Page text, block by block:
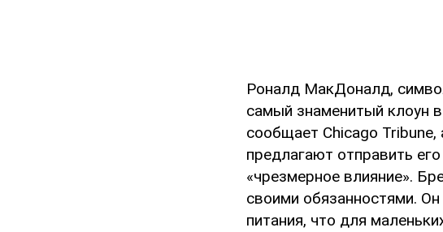
Роналд МакДоналд,
самый знаменитый клоун
сообщает Chicago
предлагают отправить
«чрезмерное влияние».
своими обязанностями. Он
питания, что для